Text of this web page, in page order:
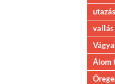
Álom